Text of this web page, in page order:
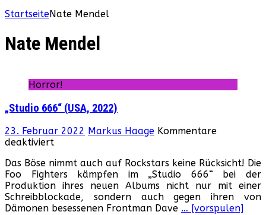
StartseiteNate Mendel
Nate Mendel
Horror!
„Studio 666“ (USA, 2022)
23. Februar 2022 Markus Haage Kommentare
deaktiviertfür
666“
(USA,
2022)
Das Böse nimmt auch auf Rockstars keine Rücksicht! Die
Foo Fighters kämpfen im „Studio 666“ bei der
Produktion ihres neuen Albums nicht nur mit einer
Schreibblockade, sondern auch gegen ihren von
Dämonen besessenen Frontman Dave … [vorspulen]